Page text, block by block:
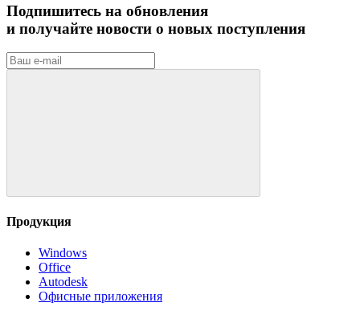
Подпишитесь на обновления
и получайте новости о новых поступления
Продукция
Windows
Office
Autodesk
Офисные приложения